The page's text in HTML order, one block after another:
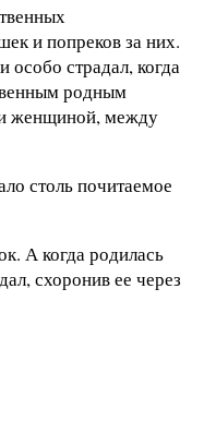
и попреков за них.
особо страдал, когда
родным
женщиной, между
столь почитаемое
А когда родилась
схоронив ее через